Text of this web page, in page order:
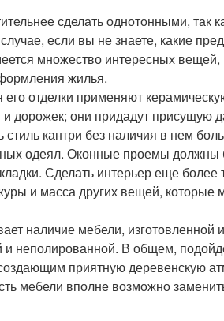
сделать однотонными, так
если вы не знаете, какие
множество интересных
жилья.
его отделки применяют
и дорожек; они придадут присущую
кантри без наличия в нем
одеял. Оконные проемы должны
Сделать интерьер еще более
и масса других вещей, которые
наличие мебели,
и неполированной. В общем,
приятную деревенскую
мебели вполне возможно